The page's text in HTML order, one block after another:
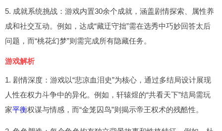
5. 成就系统挑战：游戏内置30余个成就，涵盖剧情探索、属性养
成和社交互动。例如，达成“藏迂守拙”需在选秀中巧妙回答太后
问题，而“桃花幻梦”则需完成所有隐藏任务。
游戏解析
1. 剧情深度：游戏以“悲凉血泪史”为核心，通过多结局设计展现
人性在权力斗争中的异化。例如，轩辕煜的“共看天下”结局需玩
家平衡权谋与情感，而“金笼囚鸟”则揭示帝王权术的残酷性。